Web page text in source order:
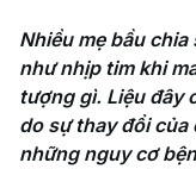
Nhiều mẹ bầu
như nhịp tim khi
tượng gì. Liệu đây
do sự thay đổi của
những nguy cơ